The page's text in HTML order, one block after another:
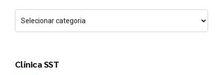
Clínica SST